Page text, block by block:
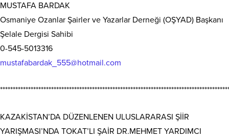
MUSTAFA BARDAK
Osmaniye Ozanlar Şairler ve Yazarlar Derneği (OŞYAD) Başkanı
Şelale Dergisi Sahibi
0-545-5013316
mustafabardak_555@hotmail.com
KAZAKİSTAN’DA DÜZENLENEN ULUSLARARASI ŞİİR
YARIŞMASI’NDA TOKAT’LI ŞAİR DR.MEHMET YARDIMCI